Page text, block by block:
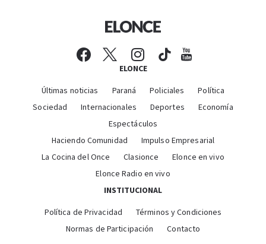
ELONCE
Últimas noticias Paraná Policiales
Política
Sociedad
Internacionales Deportes
Economía
Espectáculos
Haciendo Comunidad
Impulso Empresarial
La Cocina del Once
Clasionce
Elonce en vivo
Elonce Radio en vivo
INSTITUCIONAL
Política de Privacidad
Términos y Condiciones
Normas de Participación
Contacto